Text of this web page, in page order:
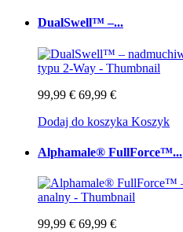
DualSwell™ –...
99,99 € 69,99 €
Dodaj do koszyka Koszyk
Alphamale® FullForce™...
99,99 € 69,99 €